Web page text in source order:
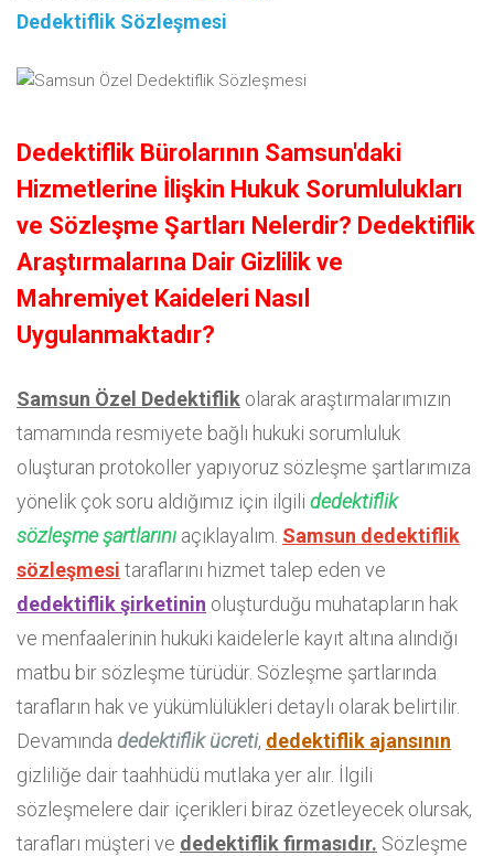
Dedektiflik Sözleşmesi
Dedektiflik Bürolarının Samsun'daki
Hizmetlerine İlişkin Hukuk Sorumlulukları
ve Sözleşme Şartları Nelerdir? Dedektiflik
Araştırmalarına Dair Gizlilik ve
Mahremiyet Kaideleri Nasıl
Uygulanmaktadır?
Samsun Özel Dedektiflik olarak araştırmalarımızın
tamamında resmiyete bağlı hukuki sorumluluk
oluşturan protokoller yapıyoruz sözleşme şartlarımıza
yönelik çok soru aldığımız için ilgili dedektiflik
sözleşme şartlarını açıklayalım. Samsun dedektiflik
sözleşmesi taraflarını hizmet talep eden ve
dedektiflik şirketinin oluşturduğu muhatapların hak
ve menfaalerinin hukuki kaidelerle kayıt altına alındığı
matbu bir sözleşme türüdür. Sözleşme şartlarında
tarafların hak ve yükümlülükleri detaylı olarak belirtilir.
Devamında dedektiflik ücreti, dedektiflik ajansının
gizliliğe dair taahhüdü mutlaka yer alır. İlgili
sözleşmelere dair içerikleri biraz özetleyecek olursak,
tarafları müşteri ve dedektiflik firmasıdır. Sözleşme